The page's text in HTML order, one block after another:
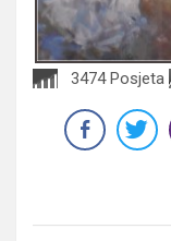
3474 Posjeta